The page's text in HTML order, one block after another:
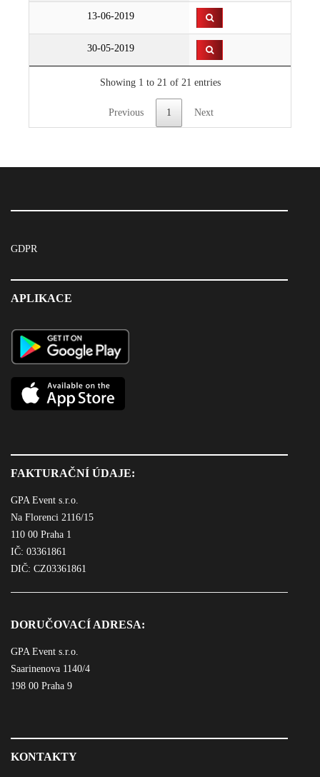
13-06-2019
30-05-2019
Showing 1 to 21 of 21 entries
Previous 1 Next
GDPR
APLIKACE
FAKTURAČNÍ ÚDAJE:
GPA Event s.r.o.
Na Florenci 2116/15
110 00 Praha 1
IČ: 03361861
DIČ: CZ03361861
DORUČOVACÍ ADRESA:
GPA Event s.r.o.
Saarinenova 1140/4
198 00 Praha 9
KONTAKTY